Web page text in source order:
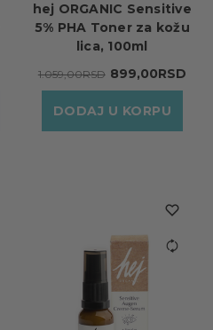
hej ORGANIC Sensitive
5% PHA Toner za kožu
lica, 100ml
1.059,00RSD 899,00RSD
DODAJ U KORPU